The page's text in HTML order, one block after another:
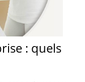
: quels